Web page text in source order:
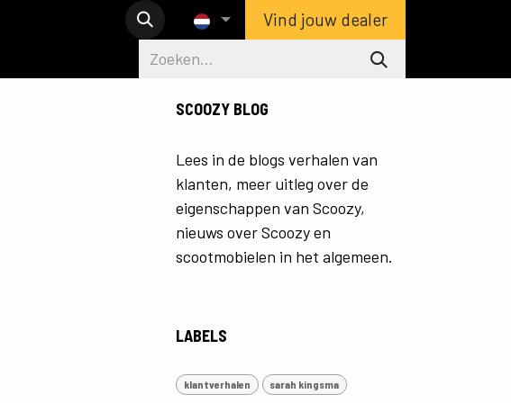
Vind jouw dealer
SCOOZY BLOG
Lees in de blogs verhalen van
klanten, meer uitleg over de
eigenschappen van Scoozy,
nieuws over Scoozy en
scootmobielen in het algemeen.
LABELS
klantverhalen sarah kingsma